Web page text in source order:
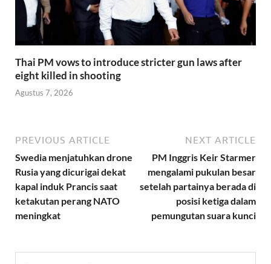
Thai PM vows to introduce stricter gun laws after
eight killed in shooting
Agustus 7, 2026
PREVIOUS ARTICLE
Swedia menjatuhkan drone
Rusia yang dicurigai dekat
kapal induk Prancis saat
ketakutan perang NATO
meningkat
NEXT ARTICLE
PM Inggris Keir Starmer
mengalami pukulan besar
setelah partainya berada di
posisi ketiga dalam
pemungutan suara kunci